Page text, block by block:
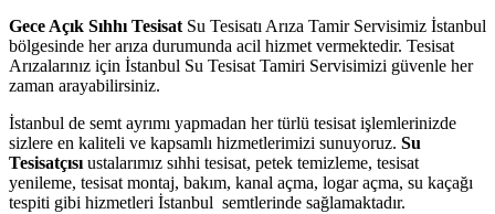
Gece Açık Sıhhı Tesisat Su Tesisatı Arıza Tamir Servisimiz İstanbul
bölgesinde her arıza durumunda acil hizmet vermektedir. Tesisat
Arızalarınız için İstanbul Su Tesisat Tamiri Servisimizi güvenle her
zaman arayabilirsiniz.
İstanbul de semt ayrımı yapmadan her türlü tesisat işlemlerinizde
sizlere en kaliteli ve kapsamlı hizmetlerimizi sunuyoruz. Su
Tesisatçısı ustalarımız sıhhi tesisat, petek temizleme, tesisat
yenileme, tesisat montaj, bakım, kanal açma, logar açma, su kaçağı
tespiti gibi hizmetleri İstanbul semtlerinde sağlamaktadır.